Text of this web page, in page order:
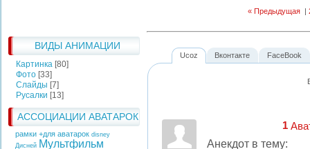
ВИДЫ АНИМАЦИИ
Картинка [80]
Фото [33]
Слайды [7]
Русалки [13]
АССОЦИАЦИИ АВАТАРОК
рамки +для аватарок disney
Дисней Мультфильм
« Предыдущая|
Ucoz
1
Анекдот в тему:
Вконтакте FaceBook